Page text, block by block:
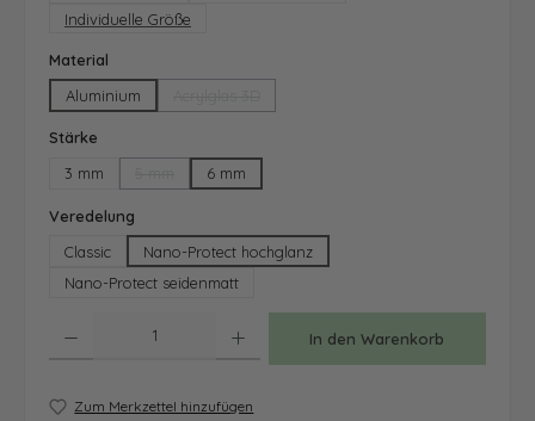
Individuelle Größe
Material
Aluminium
Stärke
3 mm
(Diese Option ist zurzeit nicht verfügbar.)
6 mm
Veredelung
Classic
Nano-Protect hochglanz
Nano-Protect seidenmatt
In den Warenkorb
Zum Merkzettel hinzufügen